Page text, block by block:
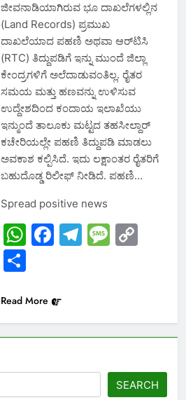
ಜೀವನಾಡಿಯಾಗಿರುವ ಭೂ ದಾಖಲೆಗಳಲ್ಲಿನ
(Land Records) ಪ್ರಮುಖ
ದಾಖಲೆಯಾದ ಪಹಣಿ ಅಥವಾ ಆರ್‌ಟಿಸಿ
(RTC) ತಿದ್ದುಪಡಿಗೆ ಇನ್ನು ಮುಂದೆ ಜಿಲ್ಲಾ
ಕೇಂದ್ರಗಳಿಗೆ ಅಲೆದಾಡುವಂತಿಲ್ಲ. ರೈತರ
ಸಮಯ ಮತ್ತು ಹಣವನ್ನು ಉಳಿಸುವ
ಉದ್ದೇಶದಿಂದ ಕಂದಾಯ ಇಲಾಖೆಯು
ಇನ್ಮುಂದೆ ತಾಲೂಕು ಮಟ್ಟದ ತಹಸೀಲ್ದಾರ್‌
ಕಚೇರಿಯಲ್ಲೇ ಪಹಣಿ ತಿದ್ದುಪಡಿ ಮಾಡಲು
ಅವಕಾಶ ಕಲ್ಪಿಸಿದೆ. ಇದು ಲಕ್ಷಾಂತರ ರೈತರಿಗೆ
ಬಹುದೊಡ್ಡ ರಿಲೀಫ್ ನೀಡಿದೆ. ಪಹಣಿ…
Spread positive news
WhatsApp
Facebook
Telegram
Share
Read More
SEARCH